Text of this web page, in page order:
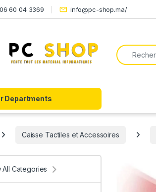
60 04 3369 info@pc-shop.ma/
Search for:
Departments
Caisse Tactiles et Accessoires
All Categories